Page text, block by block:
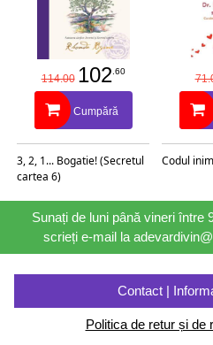
114.00 102 .60
Cumpără
3, 2, 1... Bogatie! (Secretul
cartea 6)
Codul
Sunați de luni până vineri între
scrieți e-mail la
Contact |
Politica de retur și de